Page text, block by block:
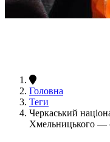
Головна
Теги
Черкаський
Хмельницького —